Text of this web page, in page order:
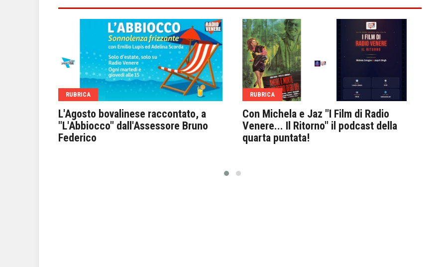
RUBRICA
L'Agosto bovalinese raccontato, a
"L'Abbiocco" dall'Assessore Bruno
Federico
RUBRICA
Con Michela e Jaz "I Film di Radio
Venere... Il Ritorno" il podcast della
quarta puntata!